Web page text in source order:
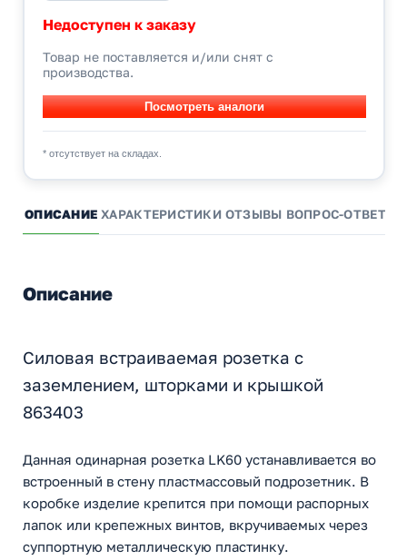
Недоступен к заказу
Товар не поставляется и/или снят с
производства.
* отсутствует на складах.
ОПИСАНИЕ ХАРАКТЕРИСТИКИ ОТЗЫВЫ ВОПРОС-ОТВЕТ
Описание
Силовая встраиваемая розетка с
заземлением, шторками и крышкой
863403
Данная одинарная розетка LK60 устанавливается во
встроенный в стену пластмассовый подрозетник. В
коробке изделие крепится при помощи распорных
лапок или крепежных винтов, вкручиваемых через
суппортную металлическую пластинку.